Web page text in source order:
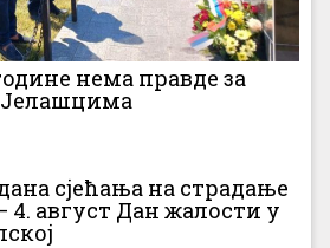
нема правде за
Јелашцима
сјећања на страдање
4. август Дан жалости у